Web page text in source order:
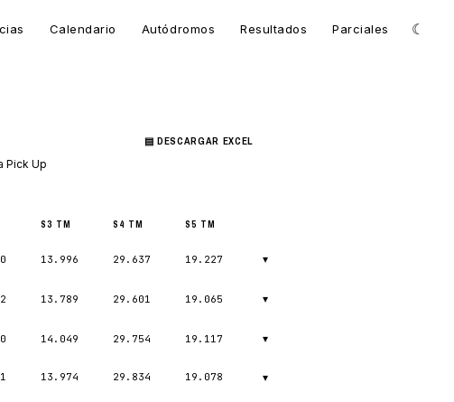
Calendario Autódromos Resultados Parciales ☾
Pick Up
▤ DESCARGAR EXCEL
S3 TM S4 TM S5 TM
13.996 29.637 19.227 ▾
13.789 29.601 19.065 ▾
14.049 29.754 19.117 ▾
13.974 29.834 19.078 ▾